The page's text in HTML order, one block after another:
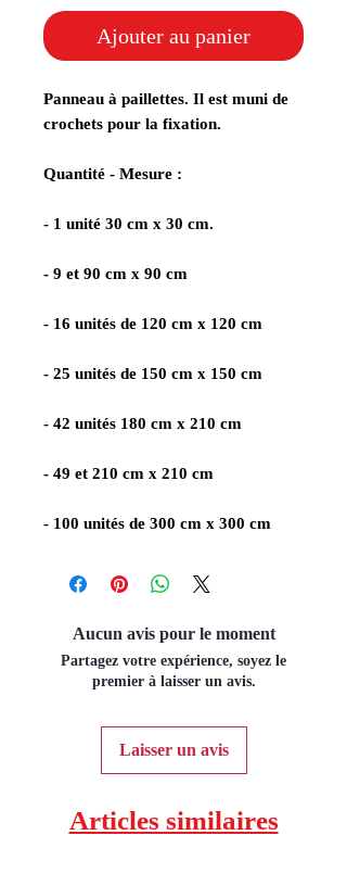
Ajouter au panier
Panneau à paillettes. Il est muni de
crochets pour la fixation.
Quantité - Mesure :
- 1 unité 30 cm x 30 cm.
- 9 et 90 cm x 90 cm
- 16 unités de 120 cm x 120 cm
- 25 unités de 150 cm x 150 cm
- 42 unités 180 cm x 210 cm
- 49 et 210 cm x 210 cm
- 100 unités de 300 cm x 300 cm
Aucun avis pour le moment
Partagez votre expérience, soyez le
premier à laisser un avis.
Laisser un avis
Articles similaires